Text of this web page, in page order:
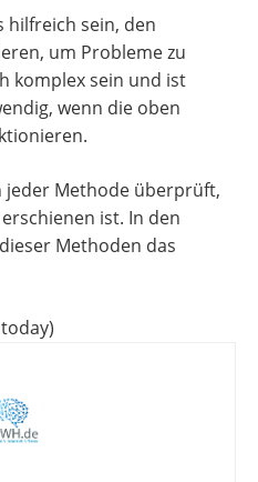
hilfreich sein, den
um Probleme zu
komplex sein und ist
wenn die oben
jeder Methode überprüft,
ist. In den
Methoden das